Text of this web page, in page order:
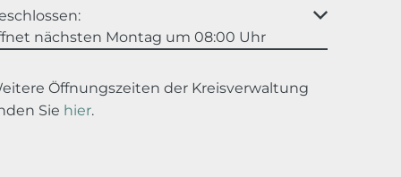
um weitere Öffnungs- oder Schließzeiten
nächsten Montag um 08:00 Uhr
Öffnungszeiten der Kreisverwaltung
Sie hier.